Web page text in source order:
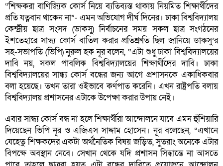
“শিক্ষকরা বাণিজ্যিক কোর্স নিয়ে ব্যতিব্যস্ত থাকায় নিয়মিত শিক্ষার্থীদের
প্রতি যত্নবান থাকেন না”- এমন অভিযোগ দীর্ঘ দিনের। ঢাকা বিশ্ববিদ্যালয়
কেন্দ্রীয় ছাত্র সংসদ (ডাকসু) নির্বাচনের সময় সকল ছাত্র সংগঠনের
ইশতেহারে সান্ধ্য কোর্স বাতিল করার প্রতিশ্রুতি ছিল জানিয়ে ডাকসু’র
সহ-সভাপতি (ভিপি) নুরুল হক নূর বলেন, “এটা শুধু ঢাকা বিশ্ববিদ্যালয়ের
দাবি নয়, সকল পাবলিক বিশ্ববিদ্যালয়ের শিক্ষার্থীদের দাবি। ঢাকা
বিশ্ববিদ্যালয়ের সান্ধ্য কোর্স বন্ধের জন্য আগে প্রশাসনকে একাধিকবার
বলা হয়েছে। তখন তারা ওইভাবে কর্ণপাত করেনি। এখন রাষ্ট্রপতি বলায়
বিশ্ববিদ্যালয় প্রশাসনের এটাকে উপেক্ষা করার উপায় নেই।
এবার সান্ধ্য কোর্স বন্ধ না হলে শিক্ষার্থীরা আন্দোলনে যাবে এমন হুঁশিয়ারি
দিয়েছেন ভিপি নূর ও এজিএস সাদ্দাম হোসেন। নূর বলেছেন, “এখানে
যেহেতু শিক্ষকদের একটা অর্থনৈতিক বিষয় জড়িত, সুতরাং অনেকে এটার
বিপক্ষে অবস্থান নেবে। সেখান থেকে যদি প্রশাসন সিদ্ধান্তে না আসতে